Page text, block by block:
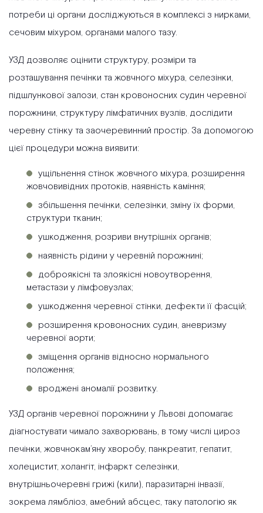
потреби ці органи досліджуються в комплексі з нирками,
сечовим міхуром, органами малого тазу.
УЗД дозволяє оцінити структуру, розміри та
розташування печінки та жовчного міхура, селезінки,
підшлункової залози, стан кровоносних судин черевної
порожнини, структуру лімфатичних вузлів, дослідити
черевну стінку та заочеревинний простір. За допомогою
цієї процедури можна виявити:
ущільнення стінок жовчного міхура, розширення
жовчовивідних протоків, наявність каміння;
збільшення печінки, селезінки, зміну їх форми,
структури тканин;
ушкодження, розриви внутрішніх органів;
наявність рідини у черевній порожнині;
доброякісні та злоякісні новоутворення,
метастази у лімфовузлах;
ушкодження черевної стінки, дефекти її фасцій;
розширення кровоносних судин, аневризму
черевної аорти;
зміщення органів відносно нормального
положення;
вроджені аномалії розвитку.
УЗД органів черевної порожнини у Львові допомагає
діагностувати чимало захворювань, в тому числі цироз
печінки, жовчнокам’яну хворобу, панкреатит, гепатит,
холецистит, холангіт, інфаркт селезінки,
внутрішньочеревні грижі (кили), паразитарні інвазії,
зокрема лямбліоз, амебний абсцес, таку патологію як